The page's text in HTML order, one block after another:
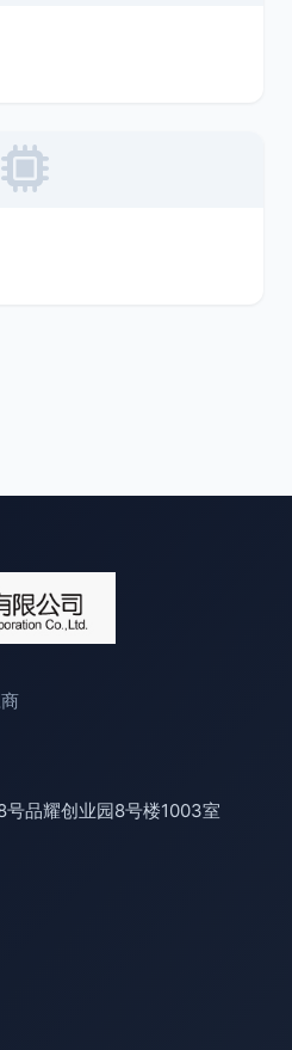
品耀创业园8号楼1003室